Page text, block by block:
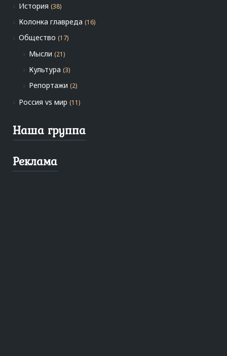
История (38)
Колонка главреда (16)
Общество (17)
Мысли (21)
Культура (3)
Репортажи (2)
Россия vs мир (11)
Наша группа
Реклама